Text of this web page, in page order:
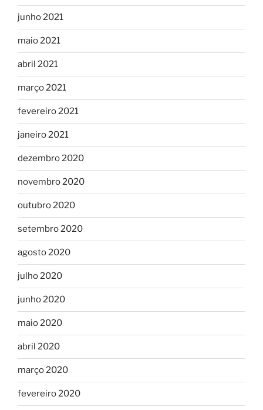
junho 2021
maio 2021
abril 2021
março 2021
fevereiro 2021
janeiro 2021
dezembro 2020
novembro 2020
outubro 2020
setembro 2020
agosto 2020
julho 2020
junho 2020
maio 2020
abril 2020
março 2020
fevereiro 2020